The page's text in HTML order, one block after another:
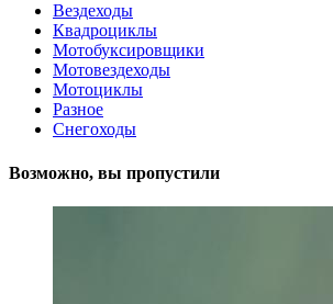
Вездеходы
Квадроциклы
Мотобуксировщики
Мотовездеходы
Мотоциклы
Разное
Снегоходы
Возможно, вы пропустили